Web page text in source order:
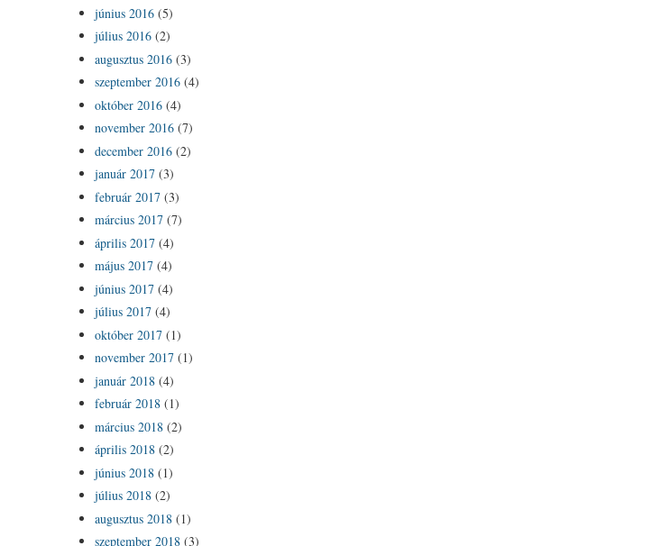
június 2016 (5)
július 2016 (2)
augusztus 2016 (3)
szeptember 2016 (4)
október 2016 (4)
november 2016 (7)
december 2016 (2)
január 2017 (3)
február 2017 (3)
március 2017 (7)
április 2017 (4)
május 2017 (4)
június 2017 (4)
július 2017 (4)
október 2017 (1)
november 2017 (1)
január 2018 (4)
február 2018 (1)
március 2018 (2)
április 2018 (2)
június 2018 (1)
július 2018 (2)
augusztus 2018 (1)
szeptember 2018 (3)